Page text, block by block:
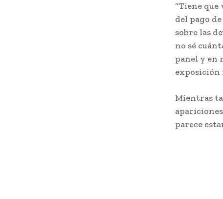
“Tiene que
del pago
sobre las
no sé
panel y en
exposición
Mientras
parece